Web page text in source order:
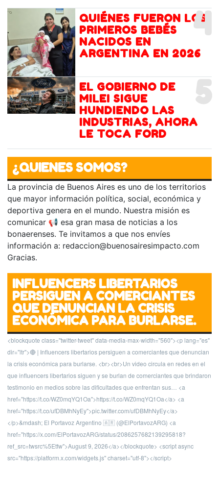
4
QUIÉNES FUERON LOS
PRIMEROS BEBÉS
NACIDOS EN
ARGENTINA EN 2026
5
EL GOBIERNO DE
MILEI SIGUE
HUNDIENDO LAS
INDUSTRIAS, AHORA
LE TOCA FORD
¿QUIENES SOMOS?
La provincia de Buenos Aires es uno de los territorios
que mayor información política, social, económica y
deportiva genera en el mundo. Nuestra misión es
comunicar 📢 esa gran masa de noticias a los
bonaerenses. Te invitamos a que nos envíes
información a: redaccion@buenosairesimpacto.com
Gracias.
INFLUENCERS LIBERTARIOS
PERSIGUEN A COMERCIANTES
QUE DENUNCIAN LA CRISIS
ECONÓMICA PARA BURLARSE.
<blockquote class="twitter-tweet" data-media-max-width="560"><p lang="es"
dir="ltr">🔴 | Influencers libertarios persiguen a comerciantes que denuncian
la crisis económica para burlarse. <br><br>Un video circula en redes en el
que influencers libertarios siguen y se burlan de comerciantes que brindaron
testimonio en medios sobre las dificultades que enfrentan sus… <a
href="https://t.co/WZ0mqYQ1Oa">https://t.co/WZ0mqYQ1Oa</a> <a
href="https://t.co/ufDBMhNyEy">pic.twitter.com/ufDBMhNyEy</a>
</p>&mdash; El Portavoz Argentino 🇦🇷 (@ElPortavozARG) <a
href="https://x.com/ElPortavozARG/status/2086257682139295818?
ref_src=twsrc%5Etfw">August 9, 2026</a></blockquote> <script async
src="https://platform.x.com/widgets.js" charset="utf-8"></script>